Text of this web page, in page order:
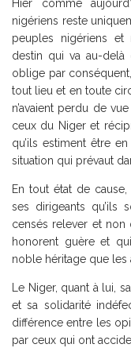
Hier comme
nigériens reste
peuples nigériens et
destin qui va au-delà
oblige par
tout lieu et en toute
n’avaient perdu de
ceux du Niger et
qu’ils estiment être
situation qui prévaut
En tout état de cause,
ses dirigeants qu’ils
censés relever et non
honorent guère et
noble héritage que les
Le Niger, quant à lui,
et sa solidarité
différence entre les
par ceux qui ont